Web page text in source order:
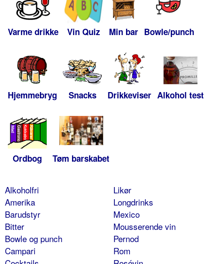
Varme drikke Vin Quiz Min bar Bowle/punch
Hjemmebryg Snacks Drikkeviser Alkohol test
Ordbog Tøm barskabet
Alkoholfri
Amerika
Barudstyr
Bitter
Bowle og punch
Campari
Likør
Longdrinks
Mexico
Mousserende vin
Pernod
Rom